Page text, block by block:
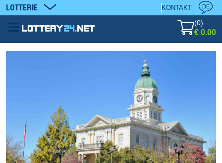
LOTTERIE KONTAKT DE
(0)
€ 0.00